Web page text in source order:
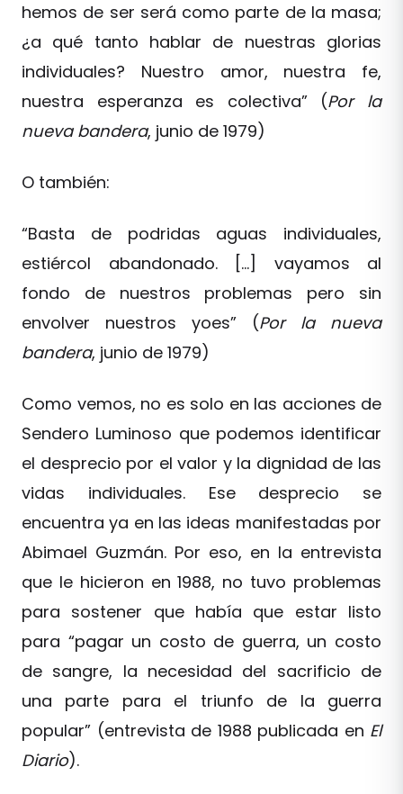
hemos de ser será como parte de la masa;
¿a qué tanto hablar de nuestras glorias
individuales? Nuestro amor, nuestra fe,
nuestra esperanza es colectiva” (Por la
nueva bandera, junio de 1979)
O también:
“Basta de podridas aguas individuales,
estiércol abandonado. […] vayamos al
fondo de nuestros problemas pero sin
envolver nuestros yoes” (Por la nueva
bandera, junio de 1979)
Como vemos, no es solo en las acciones de
Sendero Luminoso que podemos identificar
el desprecio por el valor y la dignidad de las
vidas individuales. Ese desprecio se
encuentra ya en las ideas manifestadas por
Abimael Guzmán. Por eso, en la entrevista
que le hicieron en 1988, no tuvo problemas
para sostener que había que estar listo
para “pagar un costo de guerra, un costo
de sangre, la necesidad del sacrificio de
una parte para el triunfo de la guerra
popular” (entrevista de 1988 publicada en El
Diario).